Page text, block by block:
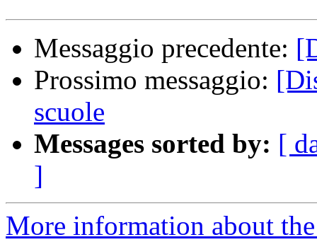
Messaggio precedente:
Prossimo messaggio:
scuole
Messages sorted by: [
]
More information about